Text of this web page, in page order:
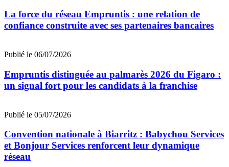
La force du réseau Empruntis : une relation de
confiance construite avec ses partenaires bancaires
Publié le 06/07/2026
Empruntis distinguée au palmarès 2026 du Figaro :
un signal fort pour les candidats à la franchise
Publié le 05/07/2026
Convention nationale à Biarritz : Babychou Services
et Bonjour Services renforcent leur dynamique
réseau